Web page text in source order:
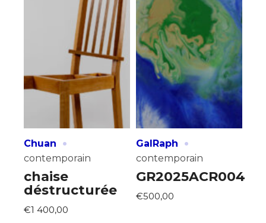
J'accepte lestermes et conditions
* Champ obligatoire
Statut / Organisation
J'accepte les termes et conditions
Chuan ·
contemporain
chaise
déstructurée
€1 400,00
GalRaph ·
contemporain
GR2025ACR004
€500,00